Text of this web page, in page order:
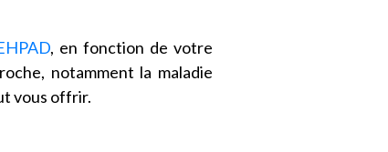
, en fonction de votre
notamment la maladie
vous offrir.